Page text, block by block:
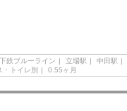
鉄ブルーライン 立場駅 中田駅
・トイレ別 0.55ヶ月